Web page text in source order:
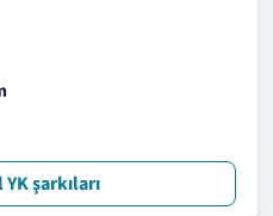
şarkıları